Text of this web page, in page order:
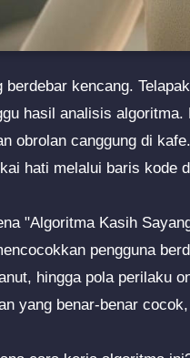
berdebar kencang.
hasil analisis
obrolan canggung di
hati melalui baris kode
"Algoritma Kasih
pengguna
hingga pola perilaku
yang benar-benar